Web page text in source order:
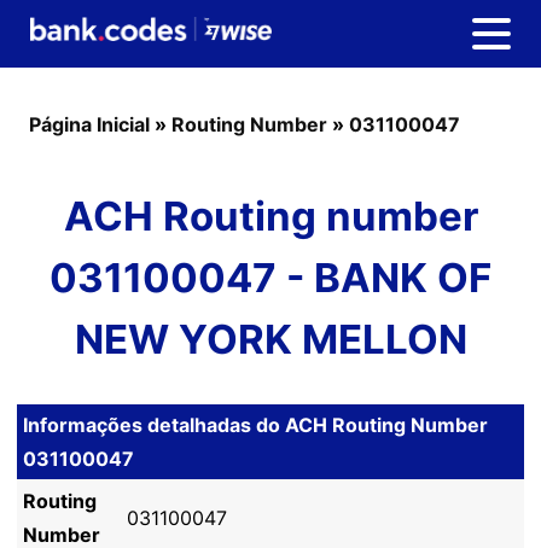
Página Inicial » Routing Number » 031100047
ACH Routing number
031100047 - BANK OF
NEW YORK MELLON
Informações detalhadas do ACH Routing Number
031100047
Routing
Number
031100047